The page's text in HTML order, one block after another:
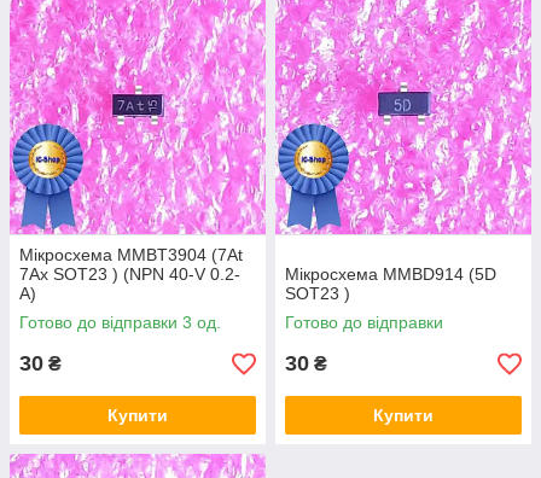
Мікросхема MMBT3904 (7At
7Ax SOT23 ) (NPN 40-V 0.2-
A)
Готово до відправки 3 од.
30 ₴
Купити
Мікросхема MMBD914 (5D
SOT23 )
Готово до відправки
30 ₴
Купити